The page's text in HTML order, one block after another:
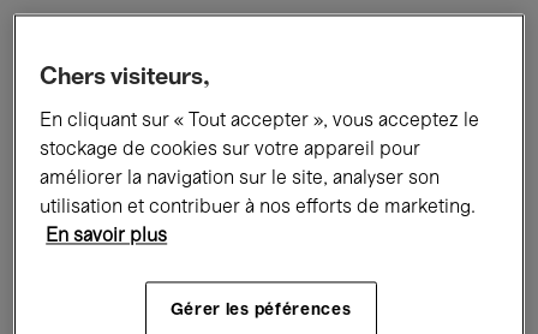
Tous les événements Concerts
Expositions Films Performances
Rencontres & Débats
Musique classique Global Music
Chers visiteurs,
En cliquant sur « Tout accepter », vous acceptez le
stockage de cookies sur votre appareil pour
améliorer la navigation sur le site, analyser son
utilisation et contribuer à nos efforts de marketing.
En savoir plus
Gérer les péférences